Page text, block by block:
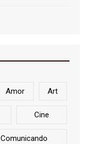
Amor Art
Cine
Comunicando